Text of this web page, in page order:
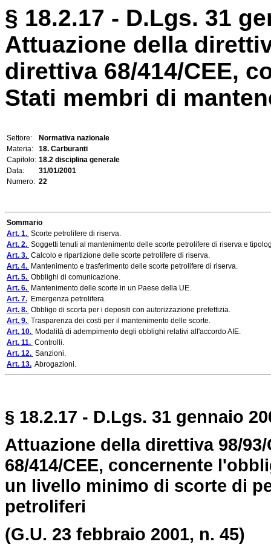
§ 18.2.17 - D.Lgs. 31
Attuazione della
direttiva 68/414/CEE,
Stati membri di
Settore:
Normativa nazionale
Materia:
18. Carburanti
Capitolo: 18.2 disciplina generale
Data:
31/01/2001
Numero: 22
Sommario
Art. 1. Scorte petrolifere di riserva.
Art. 2. Soggetti tenuti al mantenimento delle scorte petrolifere di riserva e
Art. 3. Calcolo e ripartizione delle scorte petrolifere di riserva.
Art. 4. Mantenimento e trasferimento delle scorte petrolifere di riserva.
Art. 5. Obblighi di comunicazione.
Art. 6. Mantenimento delle scorte in un Paese della UE.
Art. 7. Emergenza petrolifera.
Art. 8. Obbligo di scorta per i depositi con autorizzazione prefettizia.
Art. 9. Trasparenza dei costi per il mantenimento delle scorte.
Art. 10. Modalità di adempimento degli obblighi relativi all'accordo AIE.
Art. 11. Controlli.
Art. 12. Sanzioni.
Art. 13. Abrogazioni.
§ 18.2.17 - D.Lgs. 31 gennaio
Attuazione della direttiva 98/
68/414/CEE, concernente
un livello minimo di scorte di
petroliferi
(G.U. 23 febbraio 2001, n. 45)